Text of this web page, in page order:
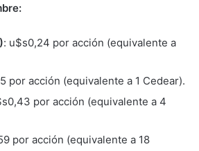
: u$s0,24 por acción (equivalente a
por acción (equivalente a 1 Cedear).
por acción (equivalente a 4
por acción (equivalente a 18